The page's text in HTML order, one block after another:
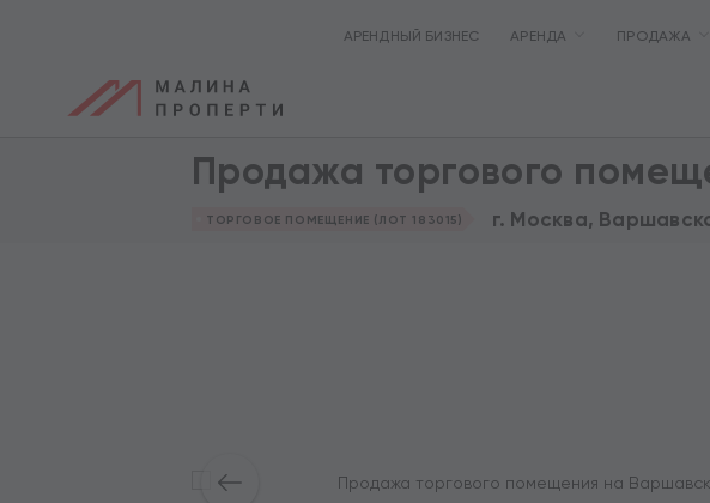
АРЕНДНЫЙ БИЗНЕС АРЕНДА ПРОДАЖА
Продажа торгового
ТОРГОВОЕ ПОМЕЩЕНИЕ (ЛОТ 183015) г. Москва,